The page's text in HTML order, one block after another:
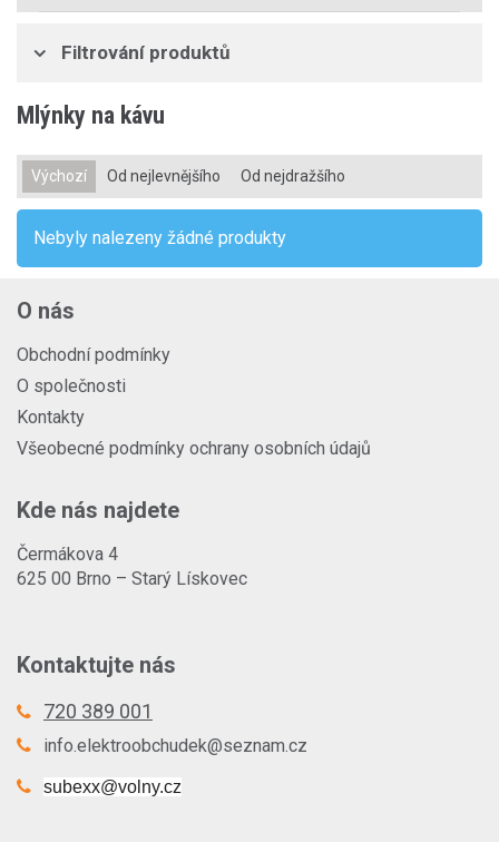
Filtrování produktů
Mlýnky na kávu
Výchozí Od nejlevnějšího Od nejdražšího
Nebyly nalezeny žádné produkty
O nás
Obchodní podmínky
O společnosti
Kontakty
Všeobecné podmínky ochrany osobních údajů
Kde nás najdete
Čermákova 4
625 00 Brno – Starý Lískovec
Kontaktujte nás
720 389 001
info.elektroobchudek@seznam.cz
subexx@volny.cz